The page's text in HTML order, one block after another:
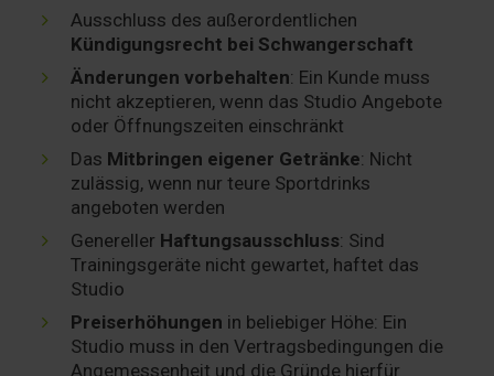
Ausschluss des außerordentlichen
Kündigungsrecht bei Schwangerschaft
Änderungen vorbehalten: Ein Kunde muss
nicht akzeptieren, wenn das Studio Angebote
oder Öffnungszeiten einschränkt
Das Mitbringen eigener Getränke: Nicht
zulässig, wenn nur teure Sportdrinks
angeboten werden
Genereller Haftungsausschluss: Sind
Trainingsgeräte nicht gewartet, haftet das
Studio
Preiserhöhungen in beliebiger Höhe: Ein
Studio muss in den Vertragsbedingungen die
Angemessenheit und die Gründe hierfür